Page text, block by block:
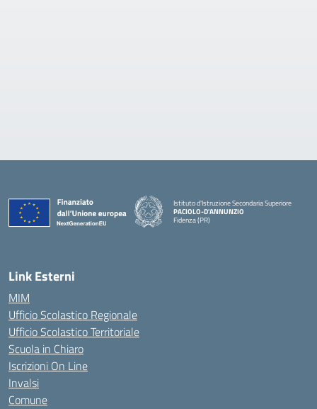
Istituto d'Istruzione Secondaria Superiore
PACIOLO-D'ANNUNZIO
Fidenza (PR)
Link Esterni
MIM
Ufficio Scolastico Regionale
Ufficio Scolastico Territoriale
Scuola in Chiaro
Iscrizioni On Line
Invalsi
Comune